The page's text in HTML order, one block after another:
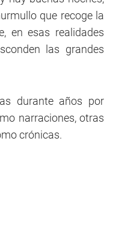
que recoge la
en esas realidades
las grandes
durante años por
narraciones, otras
crónicas.